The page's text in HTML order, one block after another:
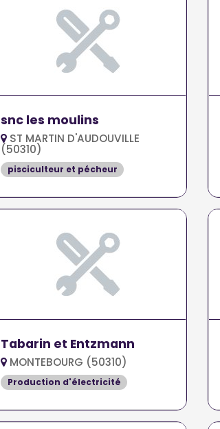
snc les moulins
ST MARTIN D'AUDOUVILLE
(50310)
pisciculteur et pécheur
Tabarin et Entzmann
MONTEBOURG (50310)
Production d'électricité